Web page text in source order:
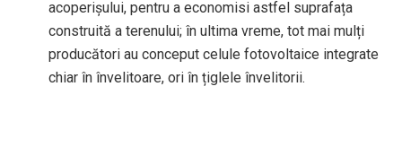
acoperișului, pentru a economisi astfel suprafața
construită a terenului; în ultima vreme, tot mai mulți
producători au conceput celule fotovoltaice integrate
chiar în învelitoare, ori în țiglele învelitorii.